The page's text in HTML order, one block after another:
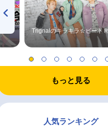
Trignalのキラキラ☆ビートＲ
もっと見る
人気ランキング